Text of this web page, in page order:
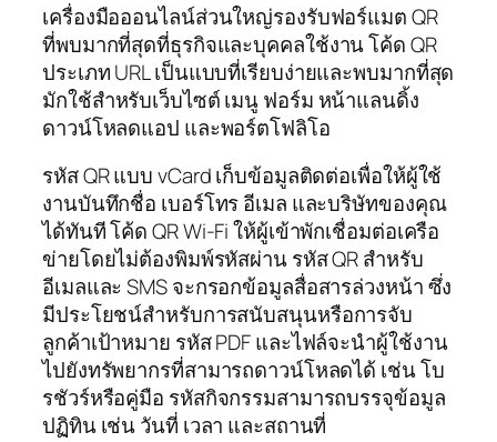
เครื่องมือออนไลน์ส่วนใหญ่รองรับฟอร์แมต QR
ที่พบมากที่สุดที่ธุรกิจและบุคคลใช้งาน โค้ด QR
ประเภท URL เป็นแบบที่เรียบง่ายและพบมากที่สุด
มักใช้สำหรับเว็บไซต์ เมนู ฟอร์ม หน้าแลนดิ้ง
ดาวน์โหลดแอป และพอร์ตโฟลิโอ
รหัส QR แบบ vCard เก็บข้อมูลติดต่อเพื่อให้ผู้ใช้
งานบันทึกชื่อ เบอร์โทร อีเมล และบริษัทของคุณ
ได้ทันที โค้ด QR Wi‑Fi ให้ผู้เข้าพักเชื่อมต่อเครือ
ข่ายโดยไม่ต้องพิมพ์รหัสผ่าน รหัส QR สำหรับ
อีเมลและ SMS จะกรอกข้อมูลสื่อสารล่วงหน้า ซึ่ง
มีประโยชน์สำหรับการสนับสนุนหรือการจับ
ลูกค้าเป้าหมาย รหัส PDF และไฟล์จะนำผู้ใช้งาน
ไปยังทรัพยากรที่สามารถดาวน์โหลดได้ เช่น โบ
รชัวร์หรือคู่มือ รหัสกิจกรรมสามารถบรรจุข้อมูล
ปฏิทิน เช่น วันที่ เวลา และสถานที่